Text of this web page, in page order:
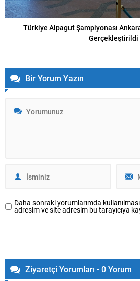
Türkiye Alpagut Şampiyonası
Gerçekleştirildi
Bir Yorum Yazın
Daha sonraki yorumlarımda
adresim ve site adresim bu tarayıcıya
Ziyaretçi Yorumları - 0 Yorum